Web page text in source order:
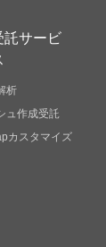
託サービ
析
ュ作成受託
カスタマイズ